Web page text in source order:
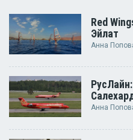
Red
Эйлат
Анна
Анна